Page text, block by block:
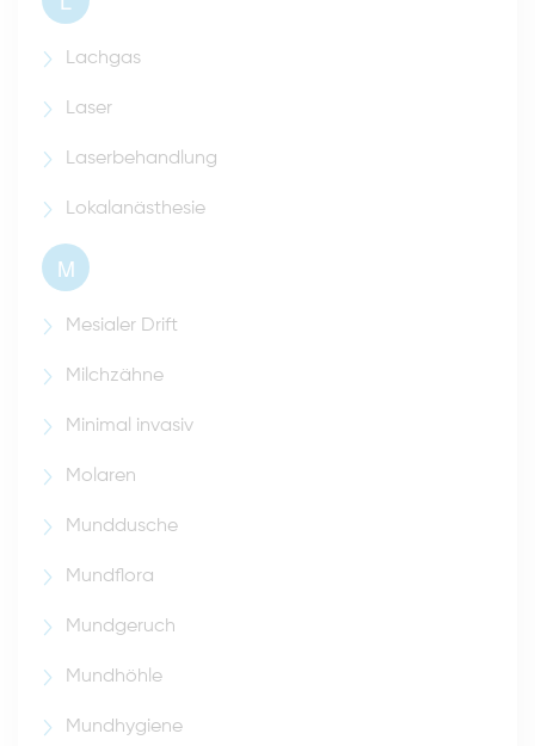
Lachgas
Laser
Laserbehandlung
Lokalanästhesie
M
Mesialer Drift
Milchzähne
Minimal invasiv
Molaren
Munddusche
Mundflora
Mundgeruch
Mundhöhle
Mundhygiene